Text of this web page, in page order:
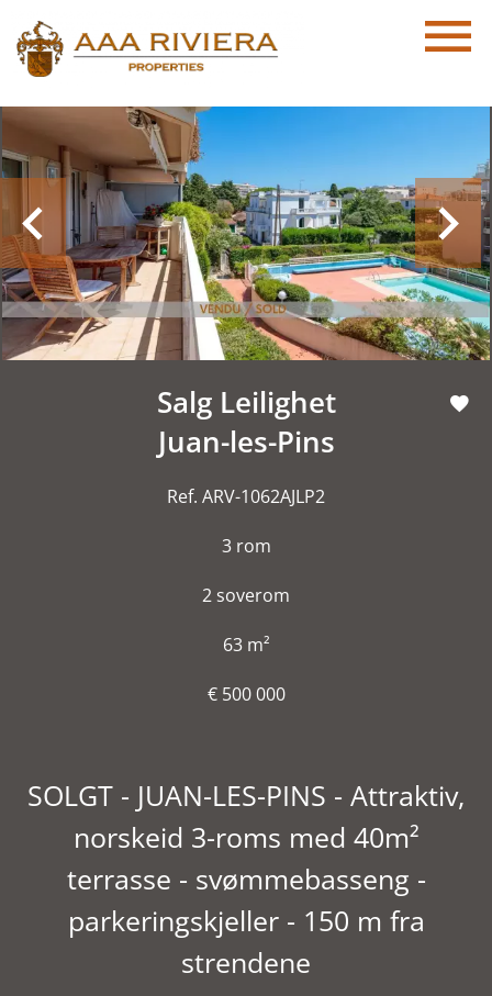
Salg Leilighet
Juan-les-Pins
Ref. ARV-1062AJLP2
3 rom
2 soverom
63 m²
€ 500 000
SOLGT - JUAN-LES-PINS - Attraktiv,
norskeid 3-roms med 40m²
terrasse - svømmebasseng -
parkeringskjeller - 150 m fra
strendene